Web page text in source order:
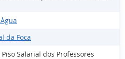
da Foca
Salarial dos Professores